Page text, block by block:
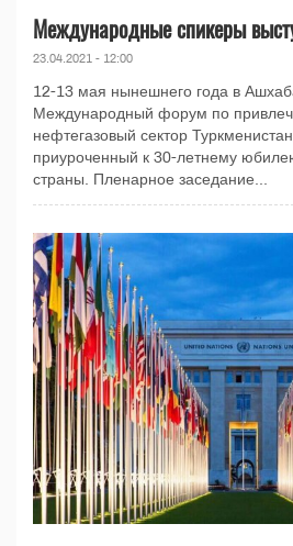
Международные спикеры
23.04.2021 - 12:00
12-13 мая нынешнего года в
Международный форум по
нефтегазовый сектор
приуроченный к 30-летнему
страны. Пленарное заседание...